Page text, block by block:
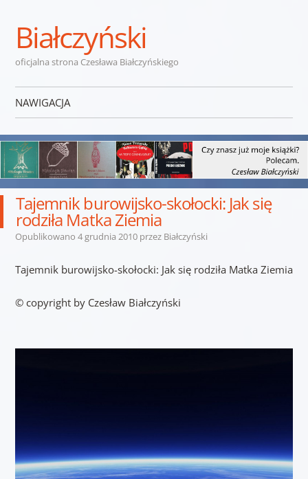
Białczyński
oficjalna strona Czesława Białczyńskiego
NAWIGACJA
Tajemnik burowijsko-skołocki: Jak się
rodziła Matka Ziemia
Opublikowano 4 grudnia 2010przez Białczyński
Tajemnik burowijsko-skołocki: Jak się rodziła Matka Ziemia
© copyright by Czesław Białczyński